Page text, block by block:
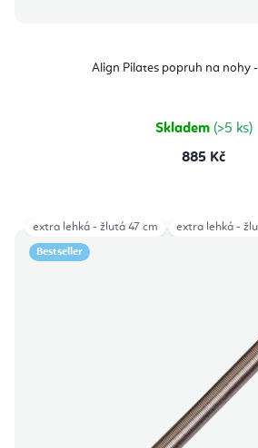
Align Pilates popruh na nohy
Skladem (>5 ks)
885 Kč
Bestseller
extra lehká - žlutá 47 cm extra lehká -